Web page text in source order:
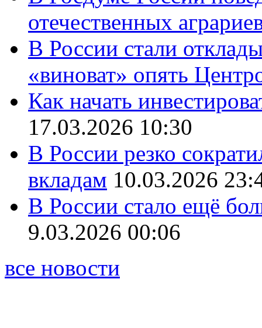
отечественных
В России стали
«виноват» опять
Как начать
17.03.2026 10:30
В России резко
вкладам 10.03.2026
В России стало ещё
9.03.2026 00:06
все новости